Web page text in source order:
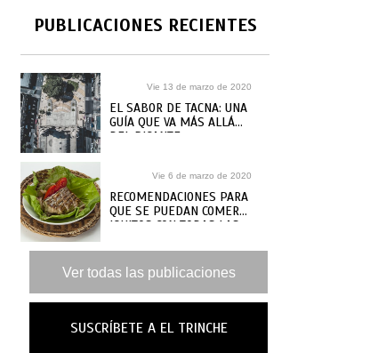
PUBLICACIONES RECIENTES
Vie 13 de marzo de 2020
EL SABOR DE TACNA: UNA
GUÍA QUE VA MÁS ALLÁ
DEL PICANTE
Vie 6 de marzo de 2020
RECOMENDACIONES PARA
QUE SE PUEDAN COMER
IQUITOS CON TODAS LAS
Ver todas las publicaciones
SUSCRÍBETE A EL TRINCHE